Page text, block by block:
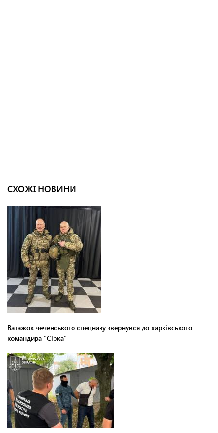
СХОЖІ НОВИНИ
Ватажок чеченського спецназу звернувся до харківського
командира "Сірка"